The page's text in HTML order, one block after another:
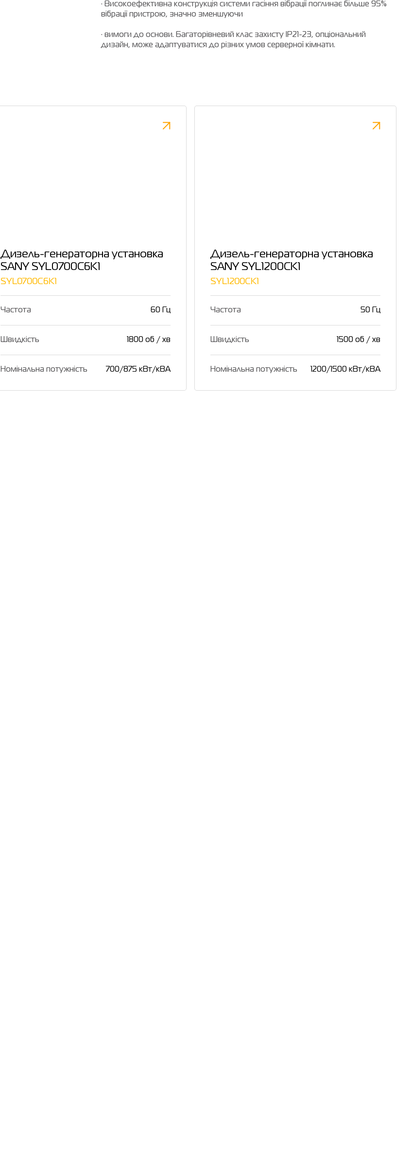
· Високоефективна конструкція системи гасіння вібрації поглинає більше 95%
вібрації пристрою, значно зменшуючи
· вимоги до основи. Багаторівневий клас захисту IP21-23, опціональний
дизайн, може адаптуватися до різних умов серверної кімнати.
Дизель-генераторна установка
SANY SYL0700C6K1
SYL0700C6K1
Частота 60 Гц
Швидкість 1800 об / хв
Номінальна потужність 700/875 кВт/кВА
Дизель-генераторна установка
SANY SYL1200CK1
SYL1200CK1
Частота 50 Гц
Швидкість 1500 об / хв
Номінальна потужність 1200/1500 кВт/кВА